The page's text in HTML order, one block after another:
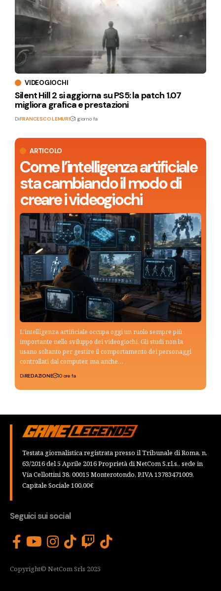
ARTICOLO
Come l’intelligenza artificiale
sta cambiando il modo di
creare i videogiochi
L'intelligenza artificiale occupa oggi un ruolo sempre più
importante nello sviluppo dei videogiochi. Gli studi non la
usano soltanto per gestire il comportamento dei personaggi
controllati dal computer, ma anche…
DiREDAZIONE 10 ore fa
VIDEOGIOCHI
Silent Hill 2 si aggiorna su PS5: la patch 1.07
migliora grafica e prestazioni
DiFRANCESCO LEMURI 1 giorno fa
Testata giornalistica registrata presso il Tribunale di Roma, n.
63/2016 del 5 Aprile 2016 Proprietà di NetCom S.r.l.s., sede in
Via Cellottini 38, 00015 Monterotondo, P.IVA 13783471009,
Capitale Sociale 100,00€
Seguici sui social
Copyright© NetCom Srls 2025